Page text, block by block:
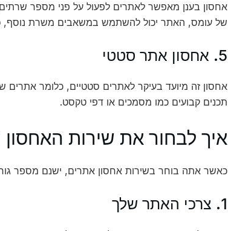
אחסון בענן מאפשר לאתרים לפעול על פני מספר
של עומס, האתר יכול להשתמש במשאבים משרת
5. אחסון אתר סטטי
אחסון זה מיועד בעיקר לאתרים סטטיים, כלומר אתרים
תכנים קבועים כמו מסמכים או דפי טקסט.
איך לבחור את שירות האחסון
כאשר אתה בוחר בשירות אחסון אתרים, ישנם מספר
1. צרכי האתר שלך